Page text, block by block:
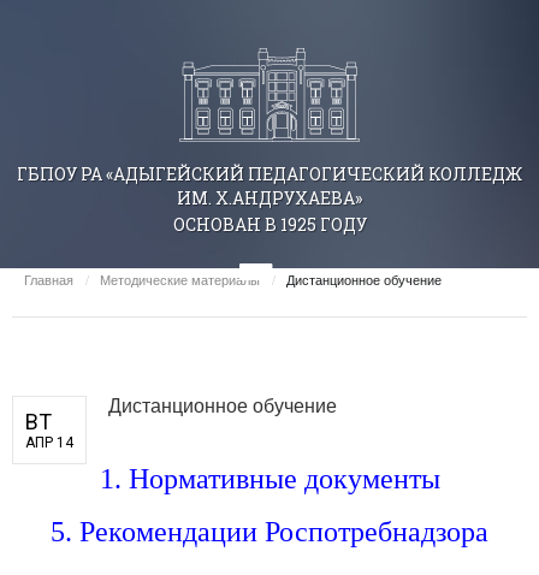
ГБПОУ РА «АДЫГЕЙСКИЙ ПЕДАГОГИЧЕСКИЙ КОЛЛЕДЖ
ИМ. Х.АНДРУХАЕВА»
ОСНОВАН В 1925 ГОДУ
Главная / Методические материалы / Дистанционное обучение
ВТ
АПР 14
Дистанционное обучение
1. Нормативные документы
5. Рекомендации Роспотребнадзора